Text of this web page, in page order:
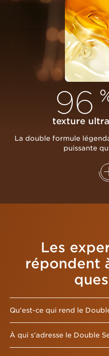
96
texture
La double formule
puissante
Les
répondent
Qu'est-ce qui rend le
LeDouble Serum intègre
À qui s’adresse le Double